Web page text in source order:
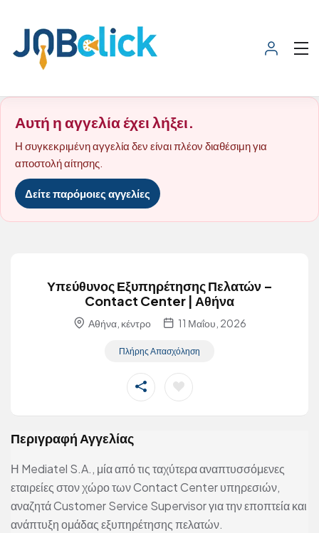
Αυτή η αγγελία έχει λήξει.
Η συγκεκριμένη αγγελία δεν είναι πλέον διαθέσιμη για
αποστολή αίτησης.
Δείτε παρόμοιες αγγελίες
Υπεύθυνος Εξυπηρέτησης Πελατών –
Contact Center | Αθήνα
Αθήνα, κέντρο 11 Μαΐου, 2026
Πλήρης Απασχόληση
Περιγραφή Αγγελίας
Η Mediatel S.A., μία από τις ταχύτερα αναπτυσσόμενες
εταιρείες στον χώρο των Contact Center υπηρεσιών,
αναζητά Customer Service Supervisor για την εποπτεία και
ανάπτυξη ομάδας εξυπηρέτησης πελατών.